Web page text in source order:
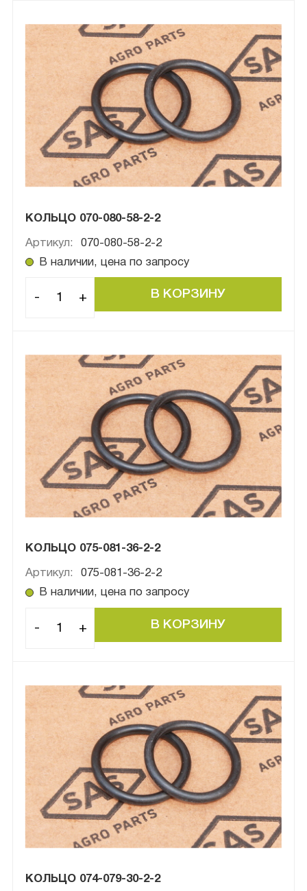
КОЛЬЦО 070-080-58-2-2
Артикул:
070-080-58-2-2
В наличии, цена по запросу
- +
КОЛЬЦО 075-081-36-2-2
Артикул:
075-081-36-2-2
В наличии, цена по запросу
- +
КОЛЬЦО 074-079-30-2-2